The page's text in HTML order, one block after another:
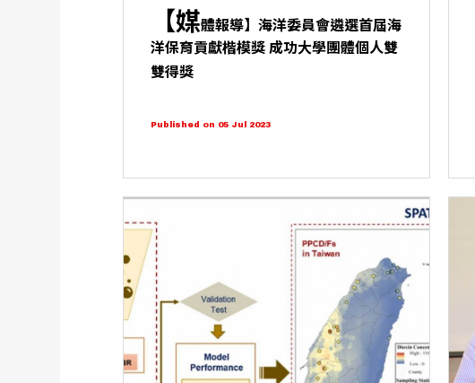
【媒體報導】海洋委員會遴選首屆海
洋保育貢獻楷模獎 成功大學團體個人雙
雙得獎
Published on 05 Jul 2023